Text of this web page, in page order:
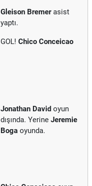
Gleison Bremerasist
yaptı.
GOL! Chico Conceicao
Jonathan David oyun
dışında. Yerine Jeremie
Boga oyunda.